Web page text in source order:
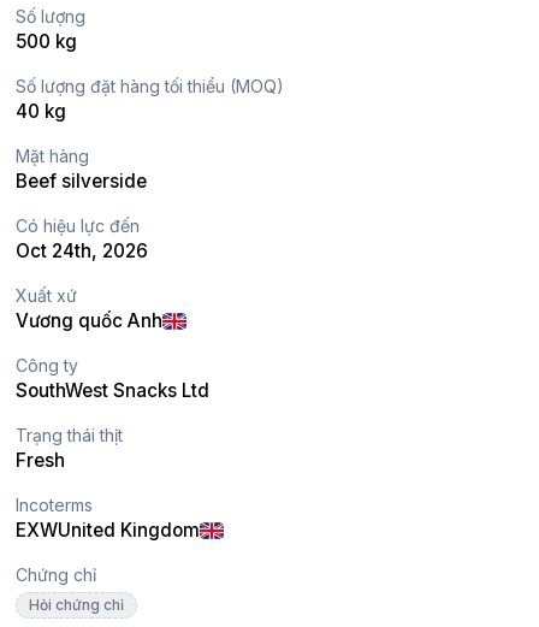
Số lượng
500 kg
Số lượng đặt hàng tối thiểu (MOQ)
40 kg
Mặt hàng
Beef silverside
Có hiệu lực đến
Oct 24th, 2026
Xuất xứ
Vương quốc Anh
Công ty
SouthWest Snacks Ltd
Trạng thái thịt
Fresh
Incoterms
EXWUnited Kingdom
Chứng chỉ
Hỏi chứng chỉ